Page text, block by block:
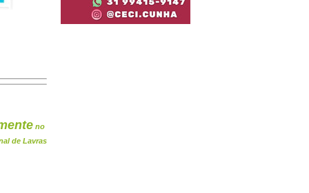
no
de Lavras